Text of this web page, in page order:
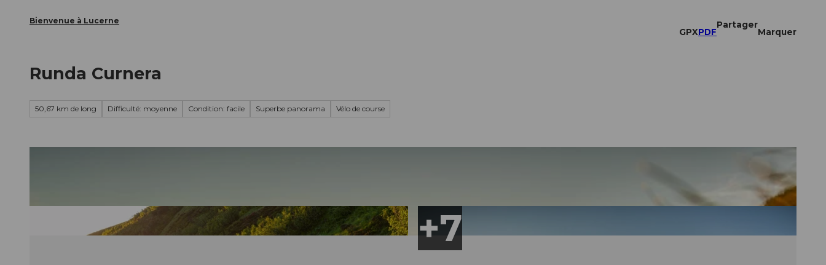
Bienvenue à Lucerne
GPXPDF
Partager
Marquer
Runda Curnera
50,67 km de long Difficulté: moyenne Condition: facile Superbe panorama Vélo de course